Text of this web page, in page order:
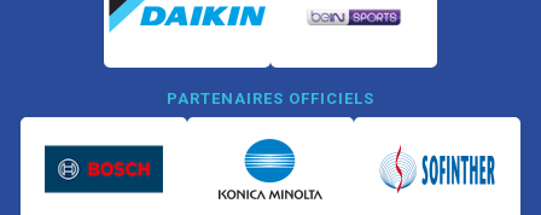
PARTENAIRES OFFICIELS